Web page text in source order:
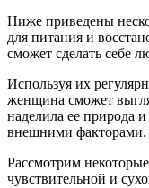
Ниже приведены
для питания и
сможет сделать себе
Используя их
женщина сможет
наделила ее природа
внешними факторами.
Рассмотрим
чувствительной и